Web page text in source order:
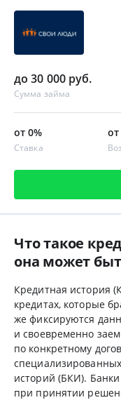
до 30 000 руб.
Сумма займа
от 0%
Ставка
Что такое
она может
Кредитная история
кредитах, которые
же фиксируются
и своевременно
по конкретному
историй (БКИ).
при принятии